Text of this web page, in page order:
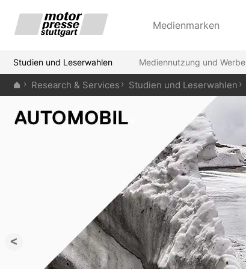
Medienmarken
Studien und Leserwahlen Mediennutzung und
Research & Services Studien und Leserwahlen
<